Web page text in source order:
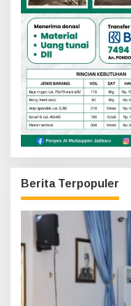
Berita Terpopuler